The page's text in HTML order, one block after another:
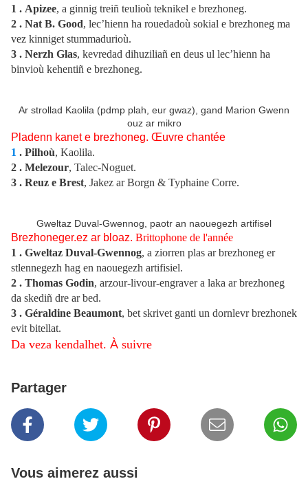
1 . Apizee, a ginnig treiñ teulioù teknikel e brezhoneg.
2 . Nat B. Good, lec’hienn ha rouedadoù sokial e brezhoneg ma
vez kinniget stummadurioù.
3 . Nerzh Glas, kevredad dihuziliañ en deus ul lec’hienn ha
binvioù kehentiñ e brezhoneg.
Ar strollad Kaolila (pdmp plah, eur gwaz), gand Marion Gwenn
ouz ar mikro
Pladenn kanet e brezhoneg. Œuvre chantée
1 . Pilhoù, Kaolila.
2 . Melezour, Talec-Noguet.
3 . Reuz e Brest, Jakez ar Borgn & Typhaine Corre.
Gweltaz Duval-Gwennog, paotr an naouegezh artifisel
Brezhoneger.ez ar bloaz. Brittophone de l'année
1 . Gweltaz Duval-Gwennog, a ziorren plas ar brezhoneg er
stlennegezh hag en naouegezh artifisiel.
2 . Thomas Godin, arzour-livour-engraver a laka ar brezhoneg
da skediñ dre ar bed.
3 . Géraldine Beaumont, bet skrivet ganti un dornlevr brezhonek
evit bitellat.
Da veza kendalhet. À suivre
Partager
Vous aimerez aussi